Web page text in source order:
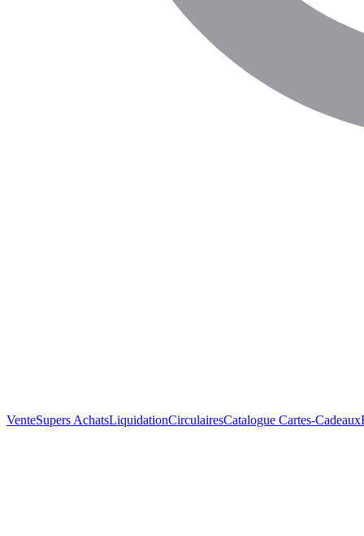
VenteSupers AchatsLiquidationCirculairesCatalogue Cartes-Cadeaux